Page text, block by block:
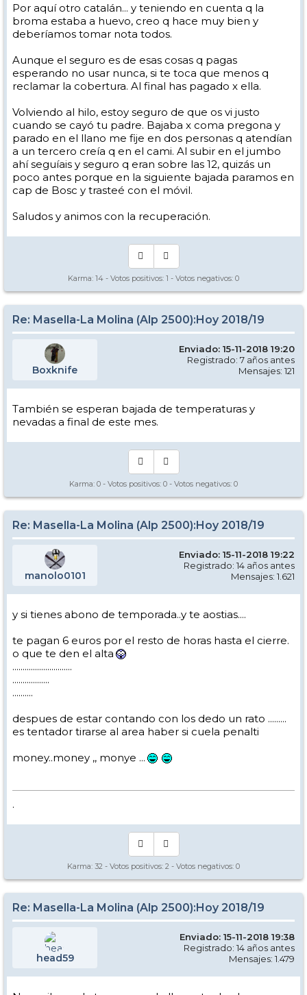
Por aquí otro catalán... y teniendo en cuenta q la
broma estaba a huevo, creo q hace muy bien y
deberíamos tomar nota todos.
Aunque el seguro es de esas cosas q pagas
esperando no usar nunca, si te toca que menos q
reclamar la cobertura. Al final has pagado x ella.
Volviendo al hilo, estoy seguro de que os vi justo
cuando se cayó tu padre. Bajaba x coma pregona y
parado en el llano me fije en dos personas q atendían
a un tercero creía q en el cami. Al subir en el jumbo
ahí seguíais y seguro q eran sobre las 12, quizás un
poco antes porque en la siguiente bajada paramos en
cap de Bosc y trasteé con el móvil.
Saludos y animos con la recuperación.
Karma: 14 - Votos positivos: 1 - Votos negativos: 0
Re: Masella-La Molina (Alp 2500):Hoy 2018/19
Boxknife
Enviado: 15-11-2018 19:20
Registrado: 7 años antes
Mensajes: 121
También se esperan bajada de temperaturas y
nevadas a final de este mes.
Karma: 0 - Votos positivos: 0 - Votos negativos: 0
Re: Masella-La Molina (Alp 2500):Hoy 2018/19
manolo0101
Enviado: 15-11-2018 19:22
Registrado: 14 años antes
Mensajes: 1.621
y si tienes abono de temporada..y te aostias....
te pagan 6 euros por el resto de horas hasta el cierre.
o que te den el alta
.............................
..................
..........
despues de estar contando con los dedo un rato .........
es tentador tirarse al area haber si cuela penalti
money..money ,, monye ...
.
Karma: 32 - Votos positivos: 2 - Votos negativos: 0
Re: Masella-La Molina (Alp 2500):Hoy 2018/19
head59
Enviado: 15-11-2018 19:38
Registrado: 14 años antes
Mensajes: 1.479